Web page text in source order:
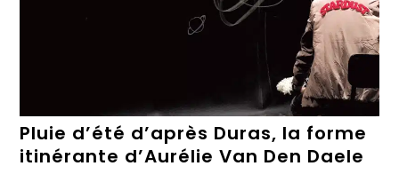
Pluie d’été d’après Duras, la forme
itinérante d’Aurélie Van Den Daele